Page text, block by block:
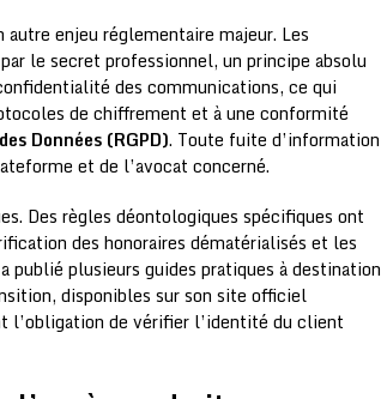
enjeu réglementaire majeur. Les
le secret professionnel, un principe absolu
des communications, ce qui
de chiffrement et à une conformité
Données (RGPD). Toute fuite d’information
et de l’avocat concerné.
Des règles déontologiques spécifiques ont
des honoraires dématérialisés et les
a publié plusieurs guides pratiques à destination
disponibles sur son site officiel
l’obligation de vérifier l’identité du client